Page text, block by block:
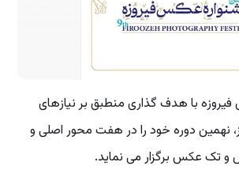
با هدف گذاری منطبق بر نیازهای
نهمین دوره خود را در هفت محور اصلی و
عکس برگزار می نماید.